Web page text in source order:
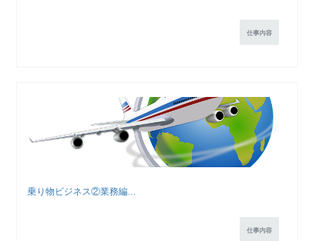
仕事内容
乗り物ビジネス②業務編...
仕事内容